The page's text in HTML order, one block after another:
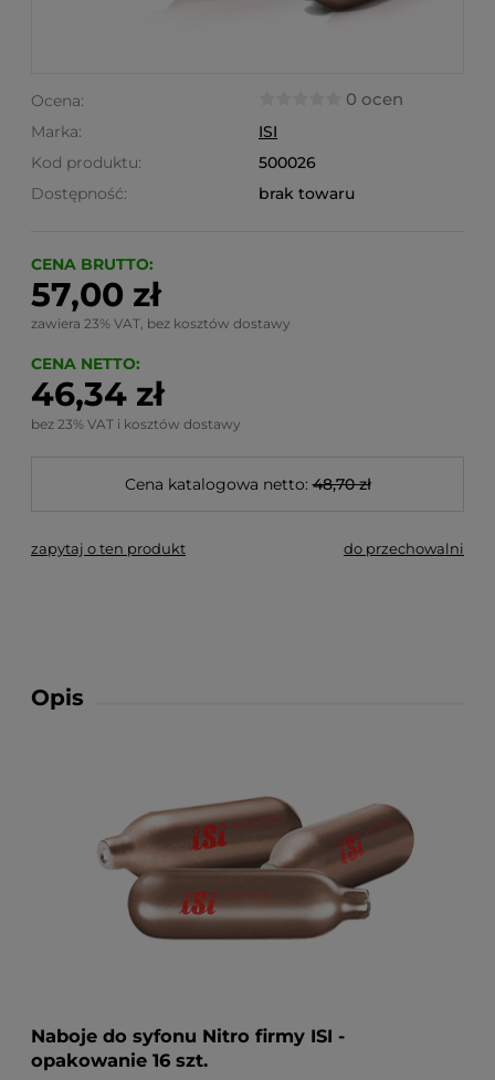
Ocena: 0 ocen
Marka:
ISI
Kod produktu:
500026
Dostępność:
brak towaru
CENA BRUTTO:
57,00 zł
zawiera 23% VAT, bez kosztów dostawy
CENA NETTO:
46,34 zł
bez 23% VAT i kosztów dostawy
Cena katalogowa netto: 48,70 zł
zapytaj o ten produkt do przechowalni
Opis
Naboje do syfonu Nitro firmy ISI -
opakowanie 16 szt.